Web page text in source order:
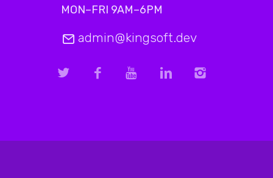
MON–FRI 9AM–6PM
admin@kingsoft.dev